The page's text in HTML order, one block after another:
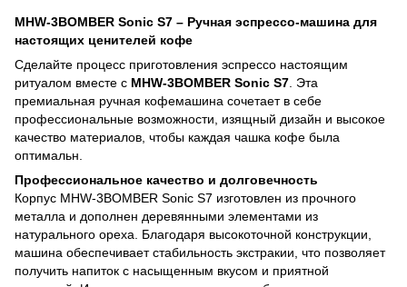
MHW-3BOMBER Sonic S7 – Ручная эспрессо-машина для
настоящих ценителей кофе
Сделайте процесс приготовления эспрессо настоящим
ритуалом вместе с MHW-3BOMBER Sonic S7 . Эта
премиальная ручная кофемашина сочетает в себе
профессиональные возможности, изящный дизайн и высокое
качество материалов, чтобы каждая чашка кофе была
оптимальн.
Профессиональное качество и долговечность
Корпус MHW-3BOMBER Sonic S7 изготовлен из прочного
металла и дополнен деревянными элементами из
натурального ореха. Благодаря высокоточной конструкции,
машина обеспечивает стабильность экстракии, что позволяет
получить напиток с насыщенным вкусом и приятной